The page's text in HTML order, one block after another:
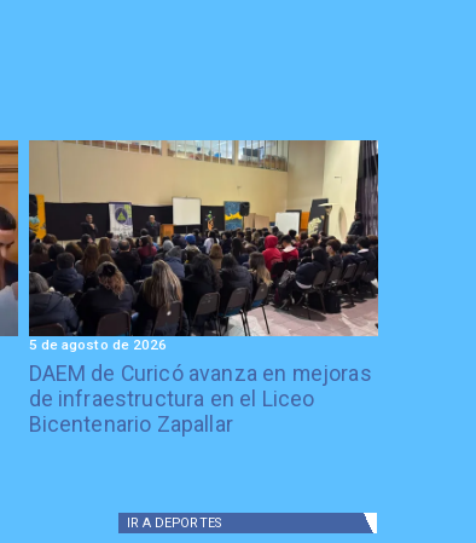
DAEM de Curicó avanza en mejoras
de infraestructura en el Liceo
Bicentenario Zapallar
5 de agosto de 2026
IR A DEPORTES